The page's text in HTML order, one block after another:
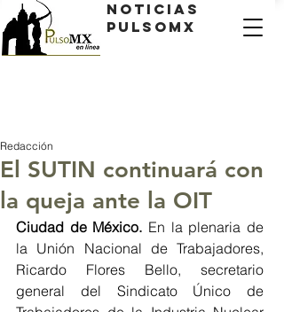
Noticias
PulsoMX
El SUTIN continuará con
la queja ante la OIT
Redacción
Ciudad de México. En la plenaria de
la Unión Nacional de Trabajadores,
Ricardo Flores Bello, secretario
general del Sindicato Único de